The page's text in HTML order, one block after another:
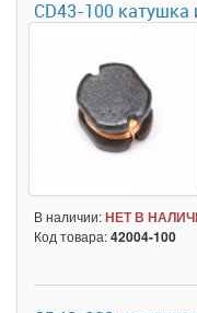
CD43-100 катушка
В наличии:НЕТ В
Код товара:42004-100